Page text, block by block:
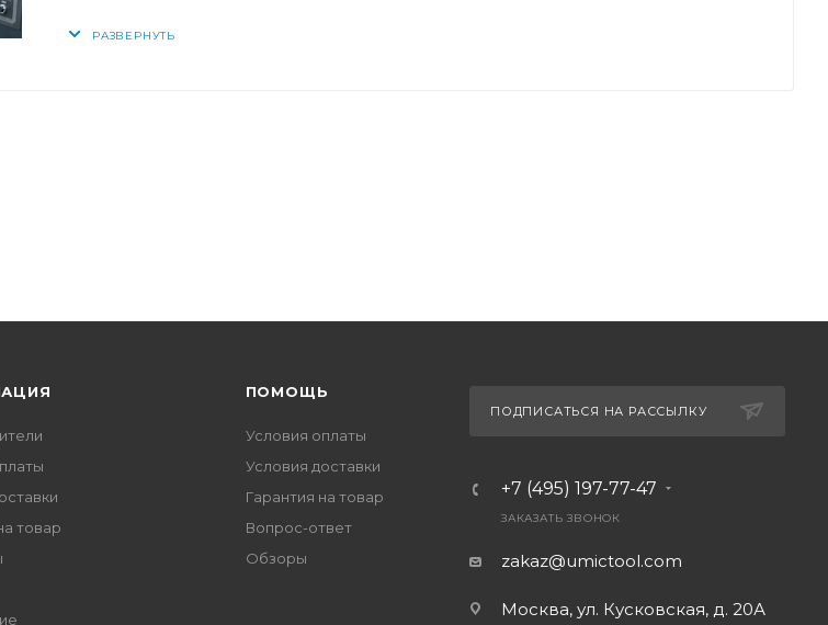
РАЗВЕРНУТЬ
товар
ПОМОЩЬ
Условия оплаты
Условия доставки
Гарантия на товар
Вопрос-ответ
Обзоры
ПОДПИСАТЬСЯ НА РАССЫЛКУ
+7 (495) 197-77-47
ЗАКАЗАТЬ ЗВОНОК
zakaz@umictool.com
Москва, ул. Кусковская, д. 20А